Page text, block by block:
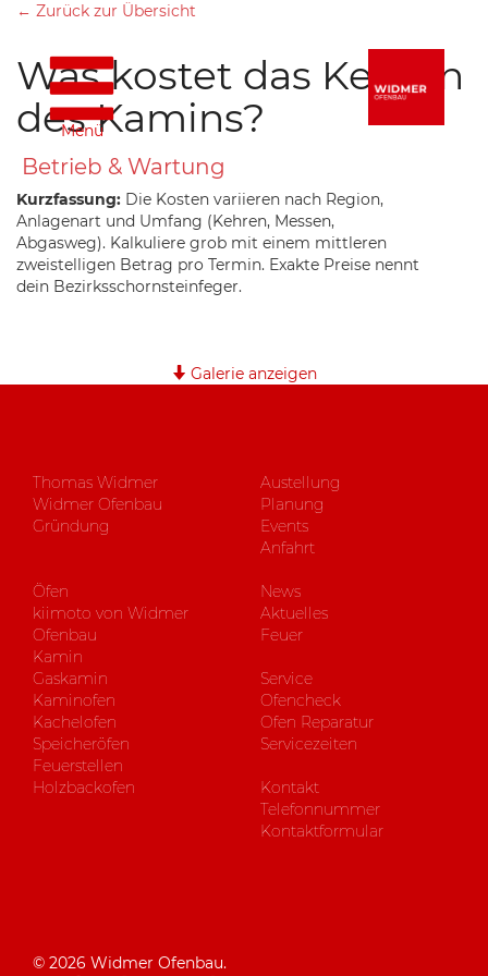
Menü
← Zurück zur Übersicht
Was kostet das Kehren
des Kamins?
Betrieb & Wartung
Kurzfassung: Die Kosten variieren nach Region,
Anlagenart und Umfang (Kehren, Messen,
Abgasweg). Kalkuliere grob mit einem mittleren
zweistelligen Betrag pro Termin. Exakte Preise nennt
dein Bezirksschornsteinfeger.
Galerie anzeigen
Thomas Widmer
Widmer Ofenbau
Gründung
Austellung
Planung
Events
Anfahrt
Öfen
kiimoto von Widmer
Ofenbau
Kamin
Gaskamin
Kaminofen
Kachelofen
Speicheröfen
Feuerstellen
Holzbackofen
News
Aktuelles
Feuer
Service
Ofencheck
Ofen Reparatur
Servicezeiten
Kontakt
Telefonnummer
Kontaktformular
© 2026 Widmer Ofenbau.